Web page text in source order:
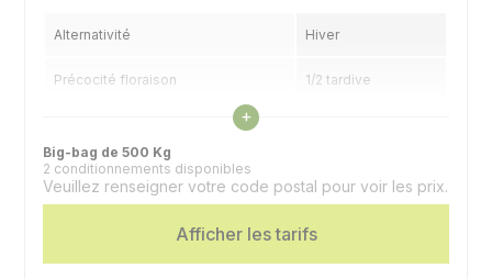
Alternativité Hiver
Précocité floraison 1/2 tardive
Voir les caractéristiques
+
Big-bag de 500 Kg
2 conditionnements disponibles
Veuillez renseigner votre code postal pour voir les prix.
Afficher les tarifs